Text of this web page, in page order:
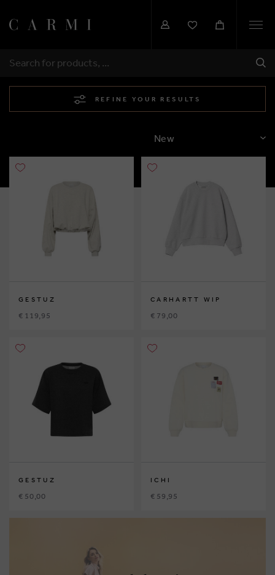
SEARCH
REFINE YOUR RESULTS
SORT
GESTUZ
€ 119,95
CARHARTT WIP
€ 79,00
GESTUZ
€ 50,00
ICHI
€ 59,95